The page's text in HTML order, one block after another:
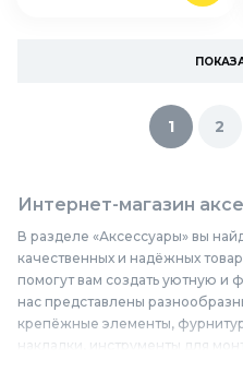
1 2
Интернет-магазин
В разделе «Аксессуары» вы
качественных и надёжных
помогут вам создать уютную и
нас представлены
крепёжные элементы,
накладки, инструменты для